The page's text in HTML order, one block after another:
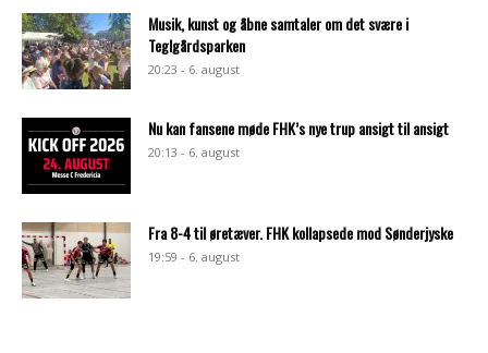
Musik, kunst og åbne samtaler om det svære i
Teglgårdsparken
20:23 - 6. august
Nu kan fansene møde FHK’s nye trup ansigt til ansigt
20:13 - 6. august
Fra 8-4 til øretæver. FHK kollapsede mod Sønderjyske
19:59 - 6. august